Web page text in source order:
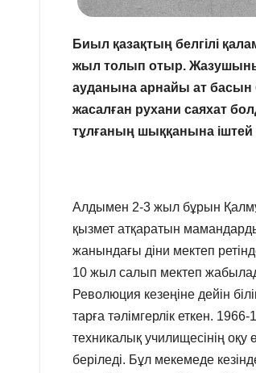
Биыл қазақтың белгілі
жыл толып отыр.
ауданына арнайы ат басын
жасалған рухани саяхат
тұлғаның шыққанына іштей
Алдымен 2-3 жыл бұрын
қызмет атқаратын
жанындағы діни мектеп
10 жыл салып мектеп
Революция кезеңіне дейін
тарға тәлімгерлік еткен.
техникалық училищесінің оқу
беріледі. Бұл мекемеде